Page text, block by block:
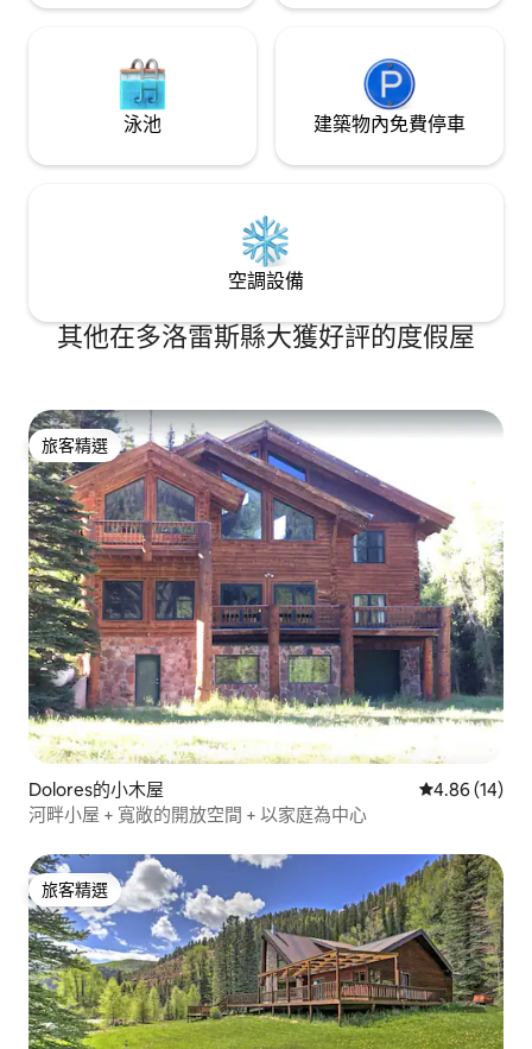
泳池 建築物內免費停車
空調設備
其他在多洛雷斯縣大獲好評的度假屋
旅客精選
旅客精選
Dolores的小木屋 從 14 則評價
4.86 (14)
河畔小屋 + 寬敞的開放空間 + 以家庭為中心
旅客精選
旅客精選